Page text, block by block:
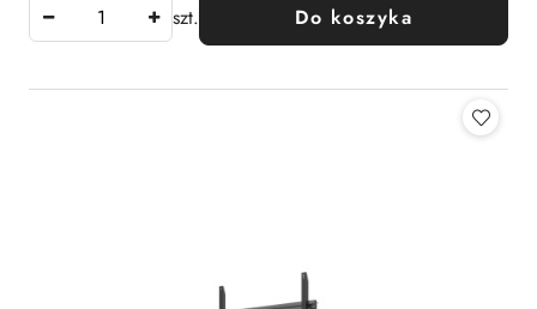
szt. Do koszyka